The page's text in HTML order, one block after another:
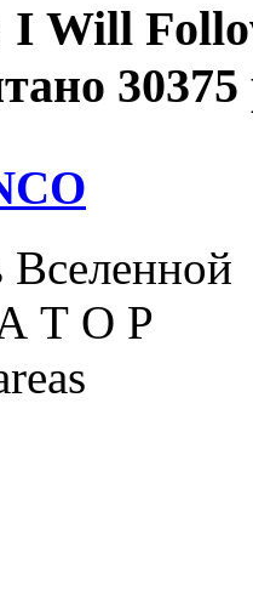
Will
30375
Вселенной
Т О Р